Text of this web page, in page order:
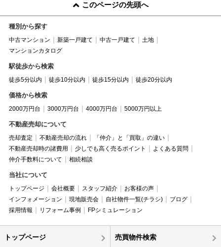
このページの先頭へ
種別から探す
中古マンション 新築一戸建て 中古一戸建て
土地
マンションカタログ
駅徒歩から検索
徒歩5分以内 徒歩10分以内 徒歩15分以内 徒歩20分以内
価格から検索
2000万円台 3000万円台 4000万円台 5000万円以上
不動産売却について
売却査定 不動産売却の流れ
「仲介」と「買取」の違い
不動産売却時の諸費用
少しでも高く売るポイント
よくある質問
仲介手数料について
相続相談
当社について
トップページ 会社概要 スタッフ紹介
お客様の声
インフォメーション
現地販売会 自社物件一覧(チラシ)
ブログ
採用情報
リフォーム事例 FPシミュレーション
トップページ 売買物件検索